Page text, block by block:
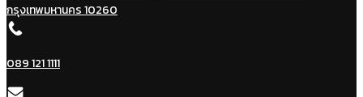
กรุงเทพมหานคร 10260
089 121 1111